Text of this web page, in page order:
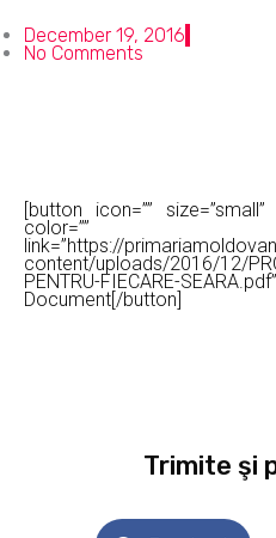
December 19, 2016
No Comments
[button icon=””
color=””
link=”https://
content/uploads/2016/12/
PENTRU-FIECARE-
Document[/button]
Trimite şi